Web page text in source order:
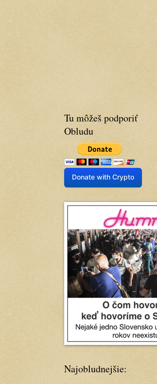
Tu môžeš podporiť
Obludu
Donate with Crypto
Najobludnejšie: